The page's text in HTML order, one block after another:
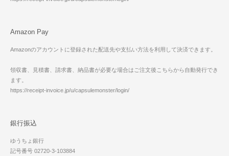
Amazon Pay
Amazonのアカウントに登録された配送先や支払い方法を利用して決済できます。
領収書、見積書、請求書、納品書が必要な場合はご注文後こちらから自動発行でき
ます。
https://receipt-invoice.jp/u/capsulemonster/login/
銀行振込
ゆうちょ銀行
記号番号 02720-3-103884